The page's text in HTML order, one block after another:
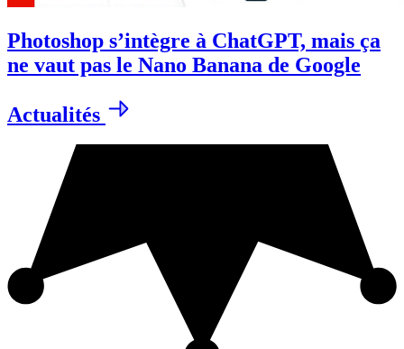
Photoshop s’intègre à ChatGPT, mais ça
ne vaut pas le Nano Banana de Google
Actualités